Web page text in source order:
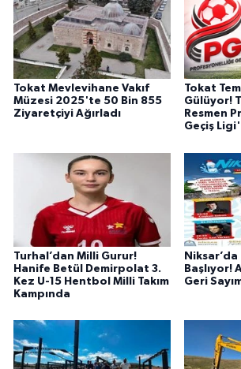
Tokat Mevlevihane Vakıf
Müzesi 2025'te 50 Bin 855
Ziyaretçiyi Ağırladı
Tokat
Gülüyor!
Resmen
Geçiş
Turhal’dan Milli Gurur!
Hanife Betül Demirpolat 3.
Kez U-15 Hentbol Milli Takım
Kampında
Başlıyor!
Geri